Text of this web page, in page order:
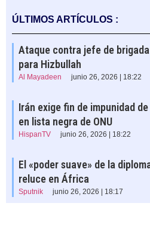
ÚLTIMOS ARTÍCULOS :
Ataque contra jefe de
para Hizbullah
Al Mayadeen junio 26, 2026 | 18:22
Irán exige fin de impunidad
en lista negra de ONU
HispanTV junio 26, 2026 | 18:22
El «poder suave» de la
reluce en África
Sputnik junio 26, 2026 | 18:17